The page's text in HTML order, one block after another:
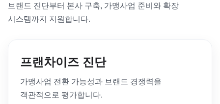
브랜드 진단부터 본사 구축, 가맹사업 준비와 확장
시스템까지 지원합니다.
프랜차이즈 진단
가맹사업 전환 가능성과 브랜드 경쟁력을
객관적으로 평가합니다.